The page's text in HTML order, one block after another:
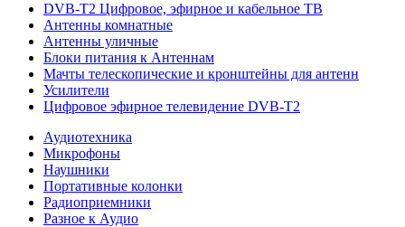
DVB-T2 Цифровое, эфирное и кабельное ТВ
Антенны комнатные
Антенны уличные
Блоки питания к Антеннам
Мачты телескопические и кронштейны для антенн
Усилители
Цифровое эфирное телевидение DVB-Т2
Аудиотехника
Микрофоны
Наушники
Портативные колонки
Радиоприемники
Разное к Аудио